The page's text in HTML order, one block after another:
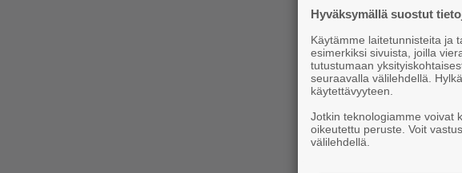
Hyväksymällä suostut
Käytämme laitetunnisteita ja
esimerkiksi sivuista, joilla
tutustumaan
seuraavalla välilehdellä.
käytettävyyteen.
Jotkin teknologiamme voivat
oikeutettu peruste. Voit
välilehdellä.